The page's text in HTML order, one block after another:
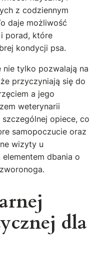
z codziennym
daje możliwość
porad, które
kondycji psa.
nie tylko pozwalają na
przyczyniają się do
a jego
weterynarii
opiece, co
samopoczucie oraz
wizyty u
dbania o
dla